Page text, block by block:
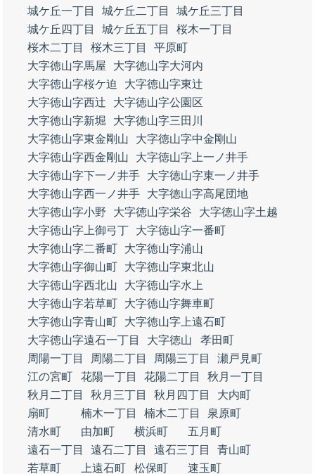
城ケ丘一丁目 城ケ丘二丁目
城ケ丘三丁目
城ケ丘四丁目
城ケ丘五丁目
桜木一丁目
桜木二丁目
桜木三丁目
平原町
大字徳山字馬屋
大字徳山字大河内
大字徳山字桜ケ迫
大字徳山字東辻
大字徳山字西辻
大字徳山字公園区
大字徳山字新堀
大字徳山字三田川
大字徳山字東金剛山
大字徳山字中金剛山
大字徳山字西金剛山
大字徳山字上一ノ井手
大字徳山字下一ノ井手
大字徳山字東一ノ井手
大字徳山字西一ノ井手
大字徳山字高尾団地
大字徳山字小野
大字徳山字栄谷
大字徳山字土越
大字徳山字上御弓丁
大字徳山字一番町
大字徳山字二番町
大字徳山字浦山
大字徳山字御山町
大字徳山字東北山
大字徳山字西北山
大字徳山字水上
大字徳山字若草町
大字徳山字舞車町
大字徳山字青山町
大字徳山字上遠石町
大字徳山字遠石一丁目
大字徳山
孝田町
周陽一丁目
周陽二丁目 周陽三丁目
瀬戸見町
江の宮町
花陽一丁目 花陽二丁目
秋月一丁目
秋月二丁目
秋月三丁目 秋月四丁目
大内町
扇町
楠木一丁目 楠木二丁目
泉原町
清水町
由加町 横浜町
五月町
遠石一丁目
遠石二丁目 遠石三丁目
青山町
若草町
上遠石町 松保町
速玉町